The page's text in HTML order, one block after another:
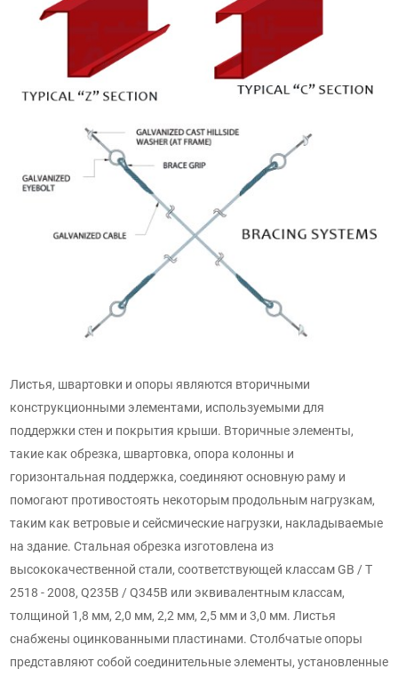
Листья, швартовки и опоры являются вторичными
конструкционными элементами, используемыми для
поддержки стен и покрытия крыши. Вторичные элементы,
такие как обрезка, швартовка, опора колонны и
горизонтальная поддержка, соединяют основную раму и
помогают противостоять некоторым продольным нагрузкам,
таким как ветровые и сейсмические нагрузки, накладываемые
на здание. Стальная обрезка изготовлена из
высококачественной стали, соответствующей классам GB / T
2518 - 2008, Q235B / Q345B или эквивалентным классам,
толщиной 1,8 мм, 2,0 мм, 2,2 мм, 2,5 мм и 3,0 мм. Листья
снабжены оцинкованными пластинами. Столбчатые опоры
представляют собой соединительные элементы, установленные